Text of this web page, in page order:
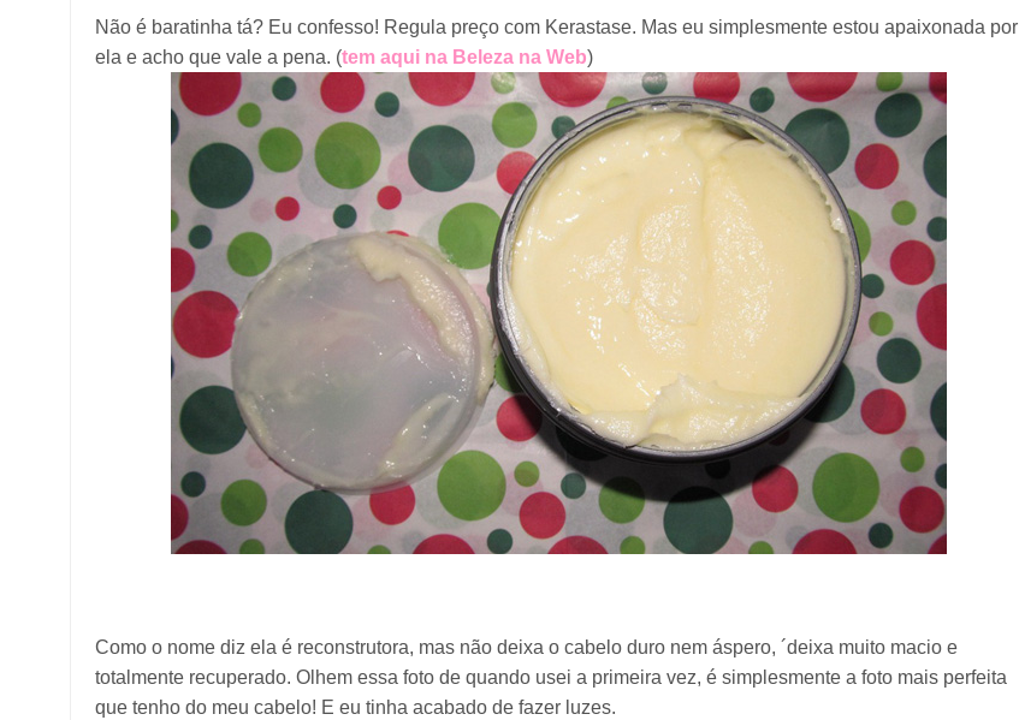
Não é baratinha tá? Eu confesso! Regula preço com Kerastase. Mas eu simplesmente estou apaixonada por
ela e acho que vale a pena. (tem aqui na Beleza na Web)
Como o nome diz ela é reconstrutora, mas não deixa o cabelo duro nem áspero, ´deixa muito macio e
totalmente recuperado. Olhem essa foto de quando usei a primeira vez, é simplesmente a foto mais perfeita
que tenho do meu cabelo! E eu tinha acabado de fazer luzes.